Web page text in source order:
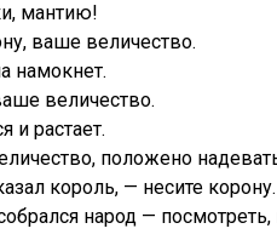
мантию!
ваше величество.
намокнет.
величество.
и растает.
положено
король, — несите корону.
народ —